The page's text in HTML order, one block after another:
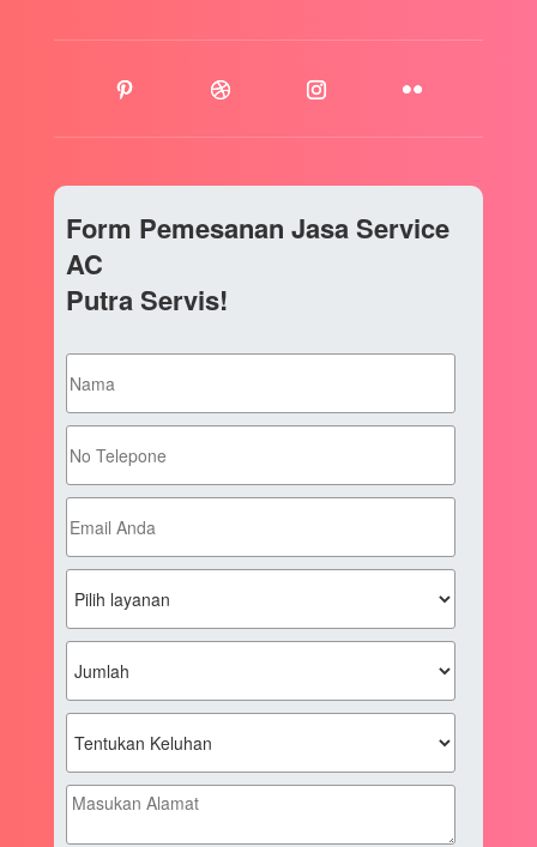
Form Pemesanan Jasa Service
AC
Putra Servis!